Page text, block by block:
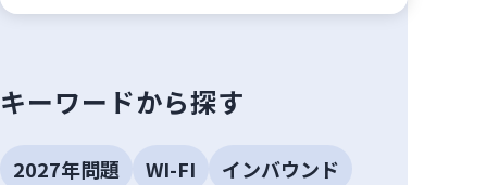
キーワードから探す
2027年問題 WI-FI
インバウンド